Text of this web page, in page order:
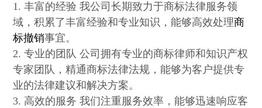
1. 丰富的经验 我公司长期致力于商标法律服务领
域，积累了丰富经验和专业知识，能够高效处理商
标撤销事宜。
2. 专业的团队 公司拥有专业的商标律师和知识产权
专家团队，精通商标法律法规，能够为客户提供专
业的法律建议和解决方案。
3. 高效的服务 我们注重服务效率，能够迅速响应客